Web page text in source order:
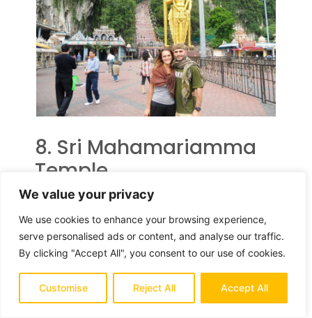
We value your privacy
We use cookies to enhance your browsing experience,
serve personalised ads or content, and analyse our traffic.
By clicking "Accept All", you consent to our use of cookies.
Customise Reject All Accept All
8. Sri Mahamariamma
Temple
Tempio Hindu dal nome impronunciabile, è il più
vecchio di Kuala Lumpur. Fu costruito nel 1873 e
aperto al pubblico negli anni ’20 del 1900.
inconfondibili e coloratissime decorazioni che
salgono verso il cielo, è una delle tante